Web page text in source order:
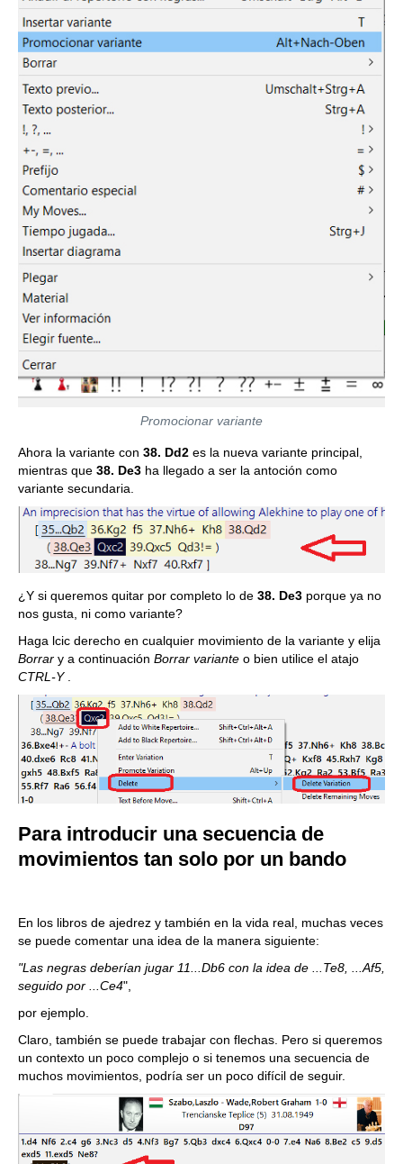
Promocionar variante
Ahora la variante con 38. Dd2 es la nueva variante principal,
mientras que 38. De3 ha llegado a ser la antoción como
variante secundaria.
¿Y si queremos quitar por completo lo de 38. De3 porque ya no
nos gusta, ni como variante?
Haga lcic derecho en cualquier movimiento de la variante y elija
Borrar y a continuación Borrar variante o bien utilice el atajo
CTRL-Y.
Para introducir una secuencia de
movimientos tan solo por un bando
En los libros de ajedrez y también en la vida real, muchas veces
se puede comentar una idea de la manera siguiente:
"Las negras deberían jugar 11...Db6 con la idea de ...Te8, ...Af5,
seguido por ...Ce4",
por ejemplo.
Claro, también se puede trabajar con flechas. Pero si queremos
un contexto un poco complejo o si tenemos una secuencia de
muchos movimientos, podría ser un poco difícil de seguir.